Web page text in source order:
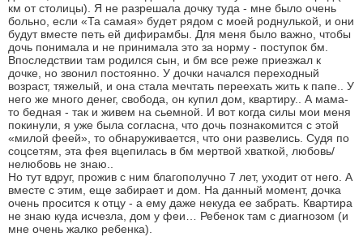
км от столицы). Я не разрешала дочку туда - мне было очень
больно, если «Та самая» будет рядом с моей роднулькой, и они
будут вместе петь ей дифирамбы. Для меня было важно, чтобы
дочь понимала и не принимала это за норму - поступок бм.
Впоследствии там родился сын, и бм все реже приезжал к
дочке, но звонил постоянно. У дочки начался переходный
возраст, тяжелый, и она стала мечтать переехать жить к папе.. У
него же много денег, свобода, он купил дом, квартиру.. А мама-
то бедная - так и живем на сьемной. И вот когда силы мои меня
покинули, я уже была согласна, что дочь познакомится с этой
«милой феей», то обнаруживается, что они развелись. Судя по
соцсетям, эта фея вцепилась в бм мертвой хваткой, любовь/
нелюбовь не знаю..
Но тут вдруг, прожив с ним благополучно 7 лет, уходит от него. А
вместе с этим, еще забирает и дом. На данный момент, дочка
очень просится к отцу - а ему даже некуда ее забрать. Квартира
не знаю куда исчезла, дом у феи… Ребенок там с диагнозом (и
мне очень жалко ребенка).